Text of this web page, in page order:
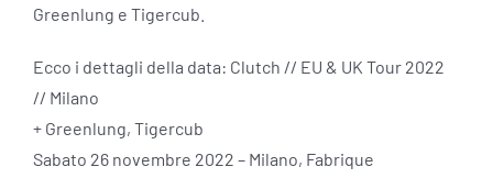
Greenlung e Tigercub.
Ecco i dettagli della data: Clutch // EU & UK Tour 2022
// Milano
+ Greenlung, Tigercub
Sabato 26 novembre 2022 – Milano, Fabrique